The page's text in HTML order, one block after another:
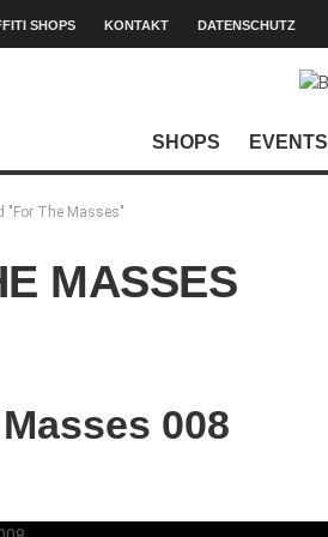
SHOPS KONTAKT DATENSCHUTZ
SHOPS EVENTS
"For The Masses"
MASSES
008